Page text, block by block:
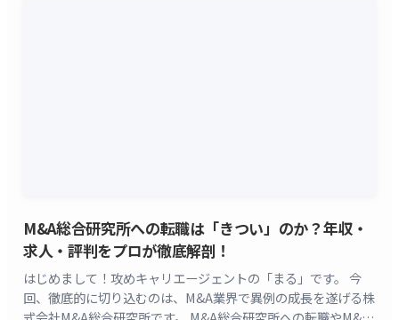
M&A総合研究所への転職は「きつい」のか？年収・
求人・評判をプロが徹底解剖！
はじめまして！攻めキャリエージェントの「まる」です。 今
回、徹底的に切り込むのは、M&A業界で異例の成長を遂げる株